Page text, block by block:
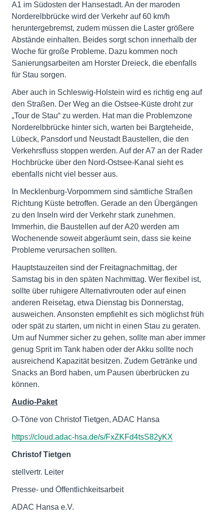
A1 im Südosten der Hansestadt. An der maroden
Norderelbbrücke wird der Verkehr auf 60 km/h
heruntergebremst, zudem müssen die Laster größere
Abstände einhalten. Beides sorgt schon innerhalb der
Woche für große Probleme. Dazu kommen noch
Sanierungsarbeiten am Horster Dreieck, die ebenfalls
für Stau sorgen.
Aber auch in Schleswig-Holstein wird es richtig eng auf
den Straßen. Der Weg an die Ostsee-Küste droht zur
„Tour de Stau“ zu werden. Hat man die Problemzone
Norderelbbrücke hinter sich, warten bei Bargteheide,
Lübeck, Pansdorf und Neustadt Baustellen, die den
Verkehrsfluss stoppen werden. Auf der A7 an der Rader
Hochbrücke über den Nord-Ostsee-Kanal sieht es
ebenfalls nicht viel besser aus.
In Mecklenburg-Vorpommern sind sämtliche Straßen
Richtung Küste betroffen. Gerade an den Übergängen
zu den Inseln wird der Verkehr stark zunehmen.
Immerhin, die Baustellen auf der A20 werden am
Wochenende soweit abgeräumt sein, dass sie keine
Probleme verursachen sollten.
Hauptstauzeiten sind der Freitagnachmittag, der
Samstag bis in den späten Nachmittag. Wer flexibel ist,
sollte über ruhigere Alternativrouten oder auf einen
anderen Reisetag, etwa Dienstag bis Donnerstag,
ausweichen. Ansonsten empfiehlt es sich möglichst früh
oder spät zu starten, um nicht in einen Stau zu geraten.
Um auf Nummer sicher zu gehen, sollte man aber immer
genug Sprit im Tank haben oder der Akku sollte noch
ausreichend Kapazität besitzen. Zudem Getränke und
Snacks an Bord haben, um Pausen überbrücken zu
können.
Audio-Paket
O-Töne von Christof Tietgen, ADAC Hansa
https://cloud.adac-hsa.de/s/FxZKFd4tsS82yKX
Christof Tietgen
stellvertr. Leiter
Presse- und Öffentlichkeitsarbeit
ADAC Hansa e.V.